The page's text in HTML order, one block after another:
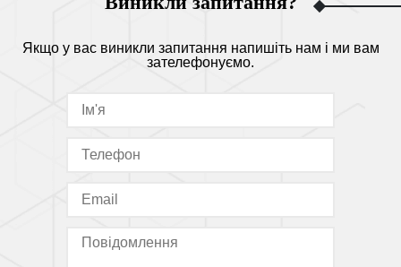
Якщо у вас виникли запитання напишіть нам і ми вам
зателефонуємо.